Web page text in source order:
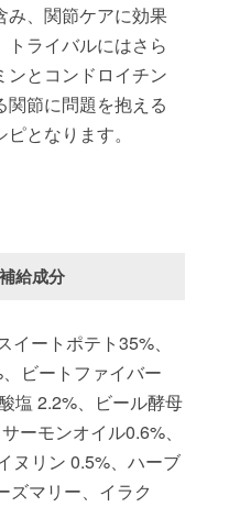
み、関節ケアに効果
トライバルにはさら
ンとコンドロイチン
関節に問題を抱える
となります。
給成分
ートポテト35%、
ビートファイバー
塩 2.2%、ビール酵母
ーモンオイル0.6%、
ヌリン 0.5%、ハーブ
ズマリー、イラク